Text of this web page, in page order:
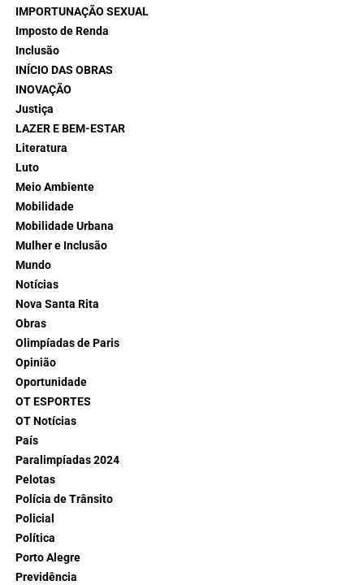
IMPORTUNAÇÃO SEXUAL
Imposto de Renda
Inclusão
INÍCIO DAS OBRAS
INOVAÇÃO
Justiça
LAZER E BEM-ESTAR
Literatura
Luto
Meio Ambiente
Mobilidade
Mobilidade Urbana
Mulher e Inclusão
Mundo
Notícias
Nova Santa Rita
Obras
Olimpíadas de Paris
Opinião
Oportunidade
OT ESPORTES
OT Notícias
País
Paralimpíadas 2024
Pelotas
Polícia de Trânsito
Policial
Política
Porto Alegre
Previdência